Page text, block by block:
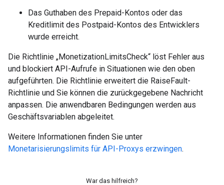
Das Guthaben des Prepaid-Kontos oder das
Kreditlimit des Postpaid-Kontos des Entwicklers
wurde erreicht.
Die Richtlinie „MonetizationLimitsCheck“ löst Fehler aus
und blockiert API-Aufrufe in Situationen wie den oben
aufgeführten. Die Richtlinie erweitert die RaiseFault-
Richtlinie und Sie können die zurückgegebene Nachricht
anpassen. Die anwendbaren Bedingungen werden aus
Geschäftsvariablen abgeleitet.
Weitere Informationen finden Sie unter
Monetarisierungslimits für API-Proxys erzwingen.
War das hilfreich?